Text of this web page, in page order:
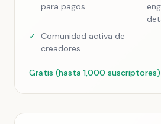
para pagos
✓
Comunidad activa de
creadores
Gratis (hasta 1,000 suscriptores)